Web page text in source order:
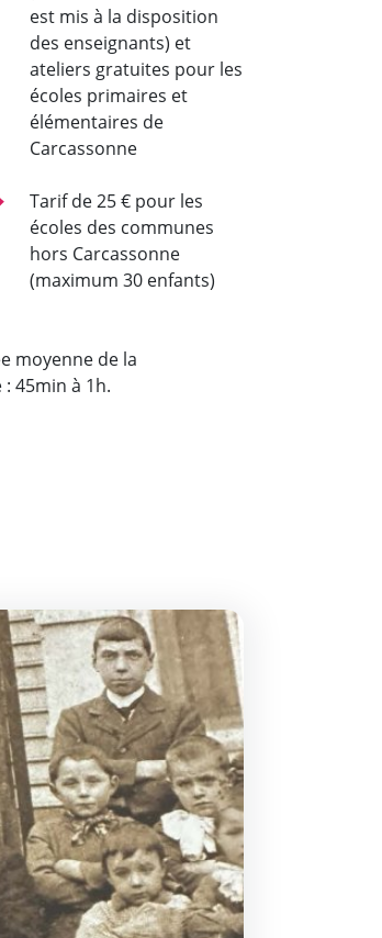
est mis à la disposition
des enseignants) et
ateliers gratuites pour les
écoles primaires et
élémentaires de
Carcassonne
Tarif de 25 € pour les
écoles des communes
hors Carcassonne
(maximum 30 enfants)
moyenne de la
: 45min à 1h.